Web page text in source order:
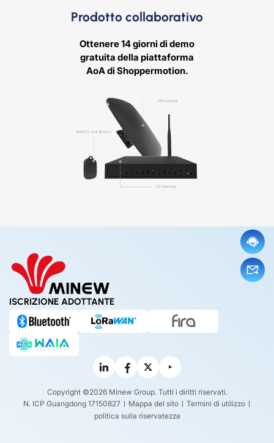
Prodotto collaborativo
Ottenere 14 giorni di demo
gratuita della piattaforma
AoA di Shoppermotion.
ISCRIZIONE ADOTTANTE
Copyright ©2026 Minew Group. Tutti i diritti riservati.
N. ICP Guangdong 17150827
Mappa del sito
Termini di utilizzo
politica sulla riservatezza